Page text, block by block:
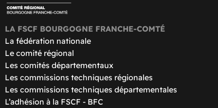
LA FSCF BOURGOGNE FRANCHE-COMTÉ
La fédération nationale
Le comité régional
Les comités départementaux
Les commissions techniques régionales
Les commissions techniques départementales
L’adhésion à la FSCF - BFC